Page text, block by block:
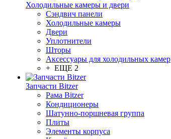
Холодильные камеры и двери
Сэндвич панели
Холодильные камеры
Двери
Уплотнители
Шторы
Аксессуары для холодильных камер
+ ЕЩЕ 2
Запчасти Bitzer
Рама Bitzer
Кондиционеры
Шатунно-поршневая группа
Плиты
Элементы корпуса